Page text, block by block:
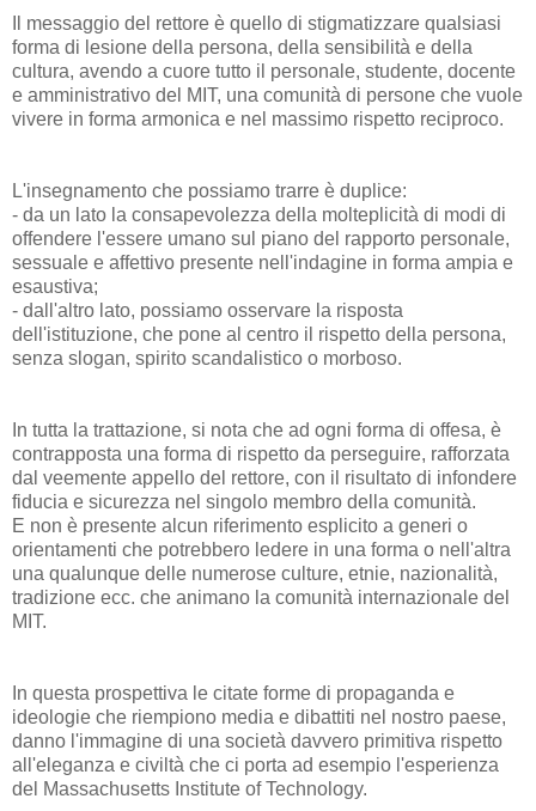
Il messaggio del rettore è quello di stigmatizzare qualsiasi
forma di lesione della persona, della sensibilità e della
cultura, avendo a cuore tutto il personale, studente, docente
e amministrativo del MIT, una comunità di persone che vuole
vivere in forma armonica e nel massimo rispetto reciproco.
L'insegnamento che possiamo trarre è duplice:
- da un lato la consapevolezza della molteplicità di modi di
offendere l'essere umano sul piano del rapporto personale,
sessuale e affettivo presente nell'indagine in forma ampia e
esaustiva;
- dall'altro lato, possiamo osservare la risposta
dell'istituzione, che pone al centro il rispetto della persona,
senza slogan, spirito scandalistico o morboso.
In tutta la trattazione, si nota che ad ogni forma di offesa, è
contrapposta una forma di rispetto da perseguire, rafforzata
dal veemente appello del rettore, con il risultato di infondere
fiducia e sicurezza nel singolo membro della comunità.
E non è presente alcun riferimento esplicito a generi o
orientamenti che potrebbero ledere in una forma o nell'altra
una qualunque delle numerose culture, etnie, nazionalità,
tradizione ecc. che animano la comunità internazionale del
MIT.
In questa prospettiva le citate forme di propaganda e
ideologie che riempiono media e dibattiti nel nostro paese,
danno l'immagine di una società davvero primitiva rispetto
all'eleganza e civiltà che ci porta ad esempio l'esperienza
del Massachusetts Institute of Technology.